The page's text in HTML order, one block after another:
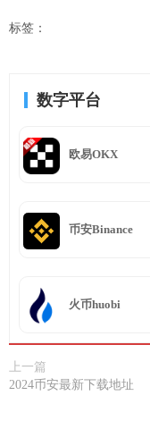
标签：
数字平台
欧易OKX
币安Binance
火币huobi
上一篇
2024币安最新下载地址